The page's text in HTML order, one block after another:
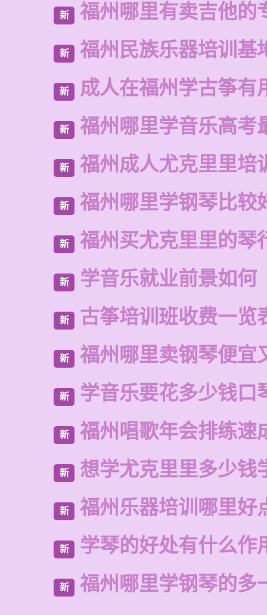
新 福州哪里有卖吉他的
新 福州民族乐器培训基
新 成人在福州学古筝有
新 福州哪里学音乐高考
新 福州成人尤克里里培
新 福州哪里学钢琴比较
新 福州买尤克里里的琴
新 学音乐就业前景如何
新 古筝培训班收费一览
新 福州哪里卖钢琴便宜
新 学音乐要花多少钱口
新 福州唱歌年会排练速
新 想学尤克里里多少钱
新 福州乐器培训哪里好
新 学琴的好处有什么作
新 福州哪里学钢琴的多